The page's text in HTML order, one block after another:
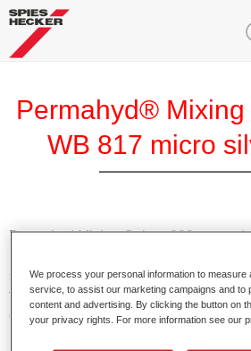
Permahyd®
WB 817 micro
Permahyd Mixing Colour 280
Permahyd Pearl Base Coat 285, et
system av høy kvalitet. Den er basert
teknologi med polyuretanspredning til
effektfarger.
We process your personal information to measure
service, to assist our marketing campaigns and to
content and advertising. By clicking the button on
your privacy rights. For more information see our